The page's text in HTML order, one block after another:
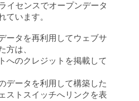
イセンスでオープンデータ
ています。
ータを再利用してウェブサ
方は、
へのクレジットを掲載して
データを利用して構築した
ストスイッチへリンクを表